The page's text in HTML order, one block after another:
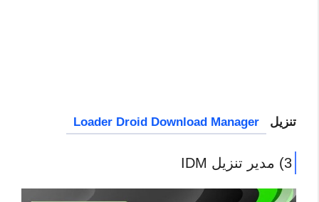
تنزيل Loader Droid Download Manager
3) مدير تنزيل IDM